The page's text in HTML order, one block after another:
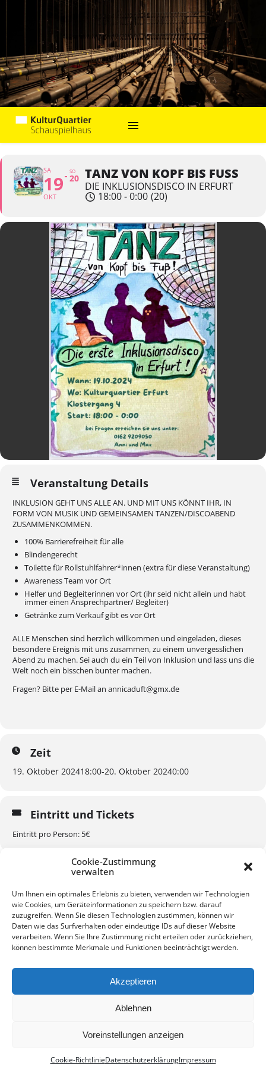
Cookie-Zustimmung
verwalten
Um Ihnen ein optimales Erlebnis zu bieten, verwenden wir Technologien
wie Cookies, um Geräteinformationen zu speichern bzw. darauf
zuzugreifen. Wenn Sie diesen Technologien zustimmen, können wir
Daten wie das Surfverhalten oder eindeutige IDs auf dieser Website
verarbeiten. Wenn Sie Ihre Zustimmung nicht erteilen oder zurückziehen,
können bestimmte Merkmale und Funktionen beeinträchtigt werden.
Akzeptieren
Ablehnen
Voreinstellungen anzeigen
Cookie-RichtlinieDatenschutzerklärungImpressum
SA
19
OKT
SO
20 TANZ VON KOPF BIS FUSS
DIE INKLUSIONSDISCO IN ERFURT
18:00 - 0:00 (20)
Veranstaltung Details
INKLUSION GEHT UNS ALLE AN. UND MIT UNS KÖNNT IHR, IN
FORM VON MUSIK UND GEMEINSAMEN TANZEN/DISCOABEND
ZUSAMMENKOMMEN.
100% Barrierefreiheit für alle
Blindengerecht
Toilette für Rollstuhlfahrer*innen (extra für diese Veranstaltung)
Awareness Team vor Ort
Helfer und Begleiterinnen vor Ort (ihr seid nicht allein und habt
immer einen Ansprechpartner/ Begleiter)
Getränke zum Verkauf gibt es vor Ort
ALLE Menschen sind herzlich willkommen und eingeladen, dieses
besondere Ereignis mit uns zusammen, zu einem unvergesslichen
Abend zu machen. Sei auch du ein Teil von Inklusion und lass uns die
Welt noch ein bisschen bunter machen.
Fragen? Bitte per E-Mail an annicaduft@gmx.de
Zeit
19. Oktober 202418:00-20. Oktober 20240:00
Eintritt und Tickets
Eintritt pro Person: 5€
KALENDER GOOGLEKALENDER
Impressum Datenschutz